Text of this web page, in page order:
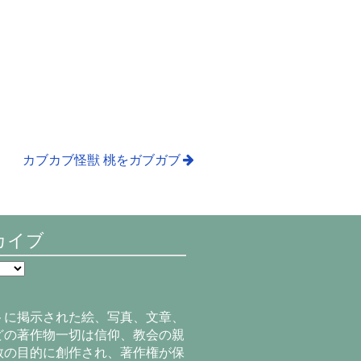
カブカブ怪獣 桃をガブガブ
イブ
掲示された絵、写真、文章、
の著作物一切は信仰、教会の親
の目的に創作され、著作権が保